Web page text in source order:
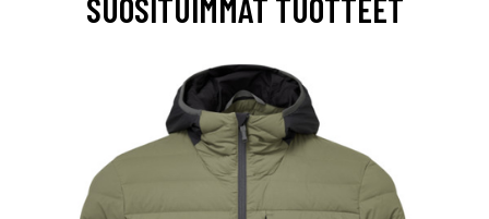
SUOSITUIMMAT TUOTTEET